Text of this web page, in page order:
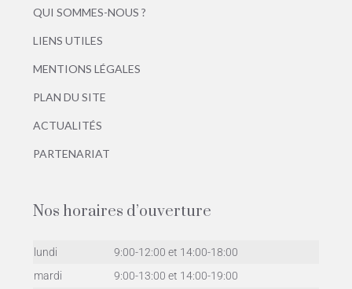
QUI SOMMES-NOUS ?
LIENS UTILES
MENTIONS LÉGALES
PLAN DU SITE
ACTUALITÉS
PARTENARIAT
Nos horaires d’ouverture
lundi
9:00-12:00 et 14:00-18:00
mardi
9:00-13:00 et 14:00-19:00